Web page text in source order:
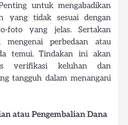
untuk mengabadikan
yang tidak sesuai dengan
foto yang jelas. Sertakan
perbedaan atau
temui. Tindakan ini akan
verifikasi keluhan dan
tangguh dalam menangani
atau Pengembalian Dana